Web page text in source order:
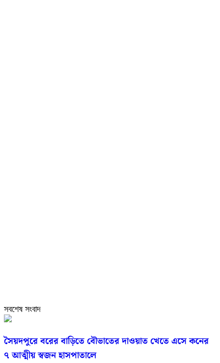
সবশেষ সংবাদ
সৈয়দপুরে বরের বাড়িতে বৌভাতের দাওয়াত খেতে এসে কনের
৭ আত্মীয় স্বজন হাসপাতালে